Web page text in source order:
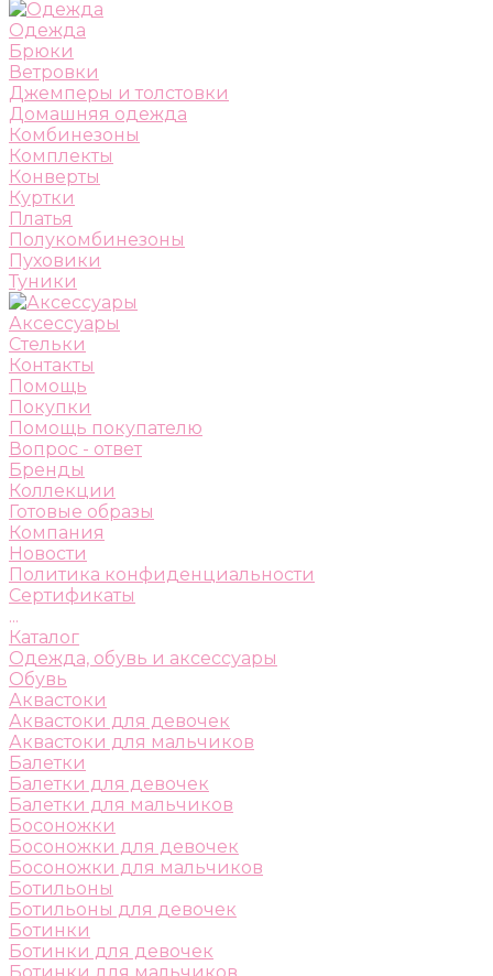
Одежда
Брюки
Ветровки
Джемперы и толстовки
Домашняя одежда
Комбинезоны
Комплекты
Конверты
Куртки
Платья
Полукомбинезоны
Пуховики
Туники
Аксессуары
Стельки
Контакты
Помощь
Покупки
Помощь покупателю
Вопрос - ответ
Бренды
Коллекции
Готовые образы
Компания
Новости
Политика конфиденциальности
Сертификаты
...
Каталог
Одежда, обувь и аксессуары
Обувь
Аквастоки
Аквастоки для девочек
Аквастоки для мальчиков
Балетки
Балетки для девочек
Балетки для мальчиков
Босоножки
Босоножки для девочек
Босоножки для мальчиков
Ботильоны
Ботильоны для девочек
Ботинки
Ботинки для девочек